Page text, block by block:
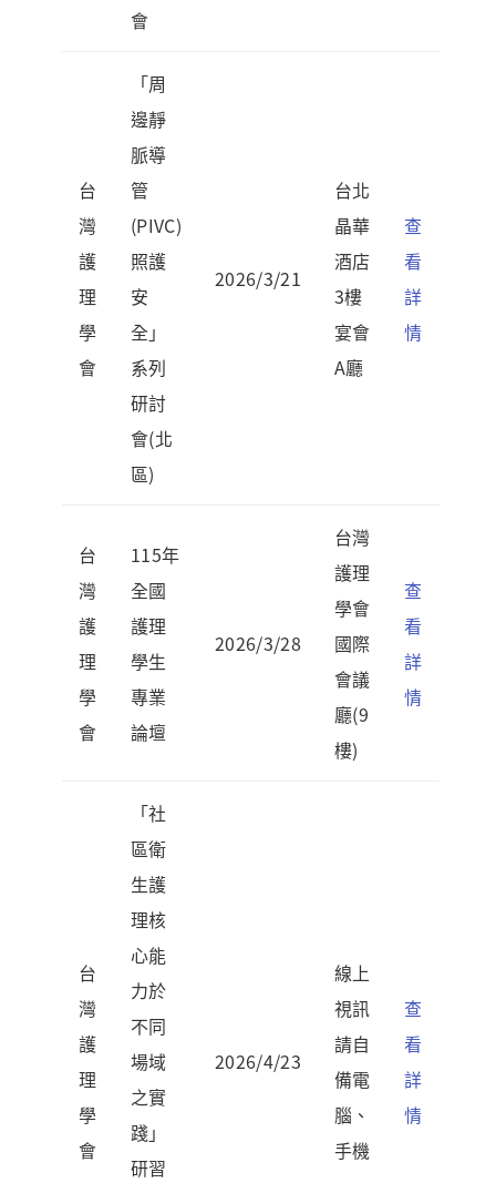
會
台
灣
護
理
學
會
「周
邊靜
脈導
管
(PIVC)
照護
安
全」
系列
研討
會(北
區)
2026/3/21
台北
晶華
酒店
3樓
宴會
A廳
查
看
詳
情
台
灣
護
理
學
會
115年
全國
護理
學生
專業
論壇
2026/3/28
台灣
護理
學會
國際
會議
廳(9
樓)
查
看
詳
情
台
灣
護
理
學
會
「社
區衛
生護
理核
心能
力於
不同
場域
之實
踐」
研習
2026/4/23
線上
視訊
請自
備電
腦、
手機
查
看
詳
情